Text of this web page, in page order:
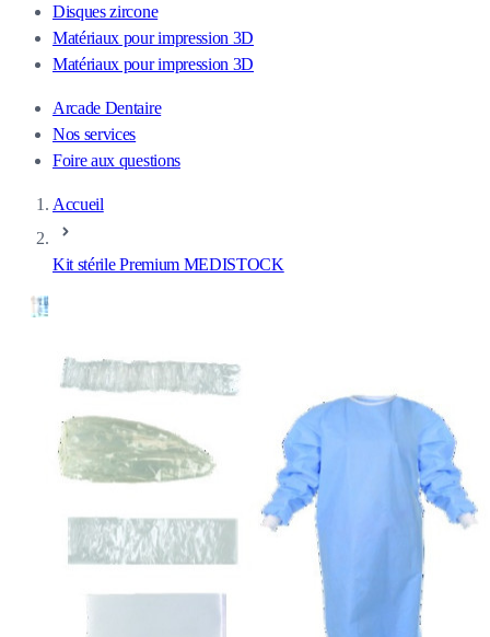
Disques zircone
Matériaux pour impression 3D
Matériaux pour impression 3D
Arcade Dentaire
Nos services
Foire aux questions
Accueil
Kit stérile Premium MEDISTOCK